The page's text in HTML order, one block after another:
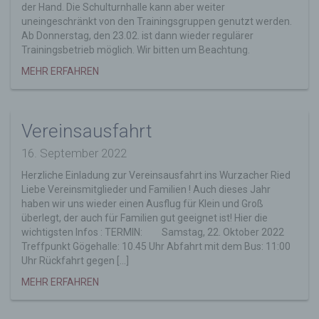
der Hand. Die Schulturnhalle kann aber weiter
uneingeschränkt von den Trainingsgruppen genutzt werden.
Ab Donnerstag, den 23.02. ist dann wieder regulärer
Trainingsbetrieb möglich. Wir bitten um Beachtung.
MEHR ERFAHREN
Vereinsausfahrt
16. September 2022
Herzliche Einladung zur Vereinsausfahrt ins Wurzacher Ried
Liebe Vereinsmitglieder und Familien ! Auch dieses Jahr
haben wir uns wieder einen Ausflug für Klein und Groß
überlegt, der auch für Familien gut geeignet ist! Hier die
wichtigsten Infos : TERMIN: Samstag, 22. Oktober 2022
Treffpunkt Gögehalle: 10.45 Uhr Abfahrt mit dem Bus: 11:00
Uhr Rückfahrt gegen […]
MEHR ERFAHREN
Mitgliedstaaten vorgesehen werden.
h) Auftragsverarbeiter
Auftragsverarbeiter ist eine natürliche oder
juristische Person, Behörde, Einrichtung
oder andere Stelle, die personenbezogene
Daten im Auftrag des Verantwortlichen
i) Empfänger
Empfänger ist eine natürliche oder juristische
Person, Behörde, Einrichtung oder andere
Stelle, der personenbezogene Daten
offengelegt werden, unabhängig davon, ob
es sich bei ihr um einen Dritten handelt oder
nicht. Behörden, die im Rahmen eines
bestimmten Untersuchungsauftrags nach
dem Unionsrecht oder dem Recht der
Mitgliedstaaten möglicherweise
personenbezogene Daten erhalten, gelten
jedoch nicht als Empfänger.
j) Dritter